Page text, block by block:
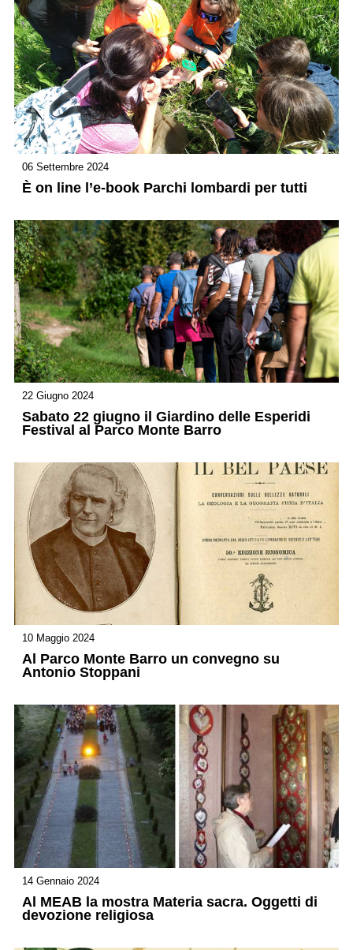
06 Settembre 2024
È on line l’e-book Parchi lombardi per tutti
22 Giugno 2024
Sabato 22 giugno il Giardino delle Esperidi
Festival al Parco Monte Barro
10 Maggio 2024
Al Parco Monte Barro un convegno su
Antonio Stoppani
14 Gennaio 2024
Al MEAB la mostra Materia sacra. Oggetti di
devozione religiosa